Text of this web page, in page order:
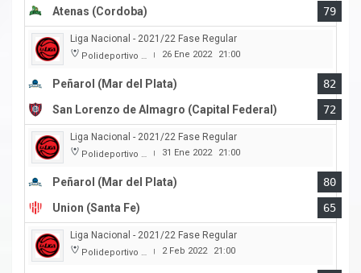
Atenas (Cordoba)
79
Liga Nacional - 2021/22 Fase Regular
Polideportivo Islas Malvinas | 26 Ene 2022 21:00
Peñarol (Mar del Plata)
82
San Lorenzo de Almagro (Capital Federal)
72
Liga Nacional - 2021/22 Fase Regular
Polideportivo Islas Malvinas | 31 Ene 2022 21:00
Peñarol (Mar del Plata)
80
Union (Santa Fe)
65
Liga Nacional - 2021/22 Fase Regular
Polideportivo Islas Malvinas | 2 Feb 2022 21:00